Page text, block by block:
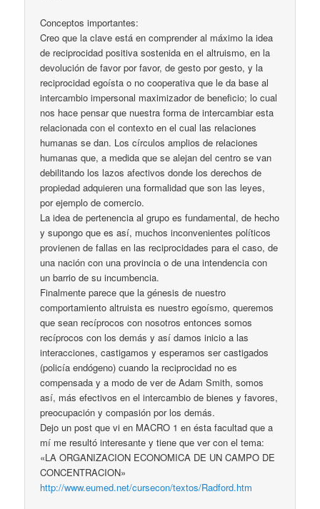
Conceptos importantes:
Creo que la clave está en comprender al máximo la idea
de reciprocidad positiva sostenida en el altruismo, en la
devolución de favor por favor, de gesto por gesto, y la
reciprocidad egoísta o no cooperativa que le da base al
intercambio impersonal maximizador de beneficio; lo cual
nos hace pensar que nuestra forma de intercambiar esta
relacionada con el contexto en el cual las relaciones
humanas se dan. Los círculos amplios de relaciones
humanas que, a medida que se alejan del centro se van
debilitando los lazos afectivos donde los derechos de
propiedad adquieren una formalidad que son las leyes,
por ejemplo de comercio.
La idea de pertenencia al grupo es fundamental, de hecho
y supongo que es así, muchos inconvenientes políticos
provienen de fallas en las reciprocidades para el caso, de
una nación con una provincia o de una intendencia con
un barrio de su incumbencia.
Finalmente parece que la génesis de nuestro
comportamiento altruista es nuestro egoísmo, queremos
que sean recíprocos con nosotros entonces somos
recíprocos con los demás y así damos inicio a las
interacciones, castigamos y esperamos ser castigados
(policía endógeno) cuando la reciprocidad no es
compensada y a modo de ver de Adam Smith, somos
así, más efectivos en el intercambio de bienes y favores,
preocupación y compasión por los demás.
Dejo un post que vi en MACRO 1 en ésta facultad que a
mí me resultó interesante y tiene que ver con el tema:
«LA ORGANIZACION ECONOMICA DE UN CAMPO DE
CONCENTRACION»
http://www.eumed.net/cursecon/textos/Radford.htm